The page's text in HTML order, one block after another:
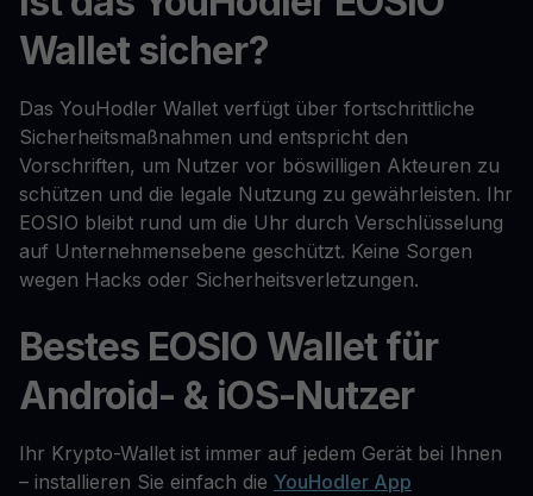
Wallet sicher?
Das YouHodler Wallet verfügt über fortschrittliche
Sicherheitsmaßnahmen und entspricht den
Vorschriften, um Nutzer vor böswilligen Akteuren zu
schützen und die legale Nutzung zu gewährleisten. Ihr
EOSIO bleibt rund um die Uhr durch Verschlüsselung
auf Unternehmensebene geschützt. Keine Sorgen
wegen Hacks oder Sicherheitsverletzungen.
Bestes EOSIO Wallet für
Android- & iOS-Nutzer
Ihr Krypto-Wallet ist immer auf jedem Gerät bei Ihnen
– installieren Sie einfach die YouHodler App